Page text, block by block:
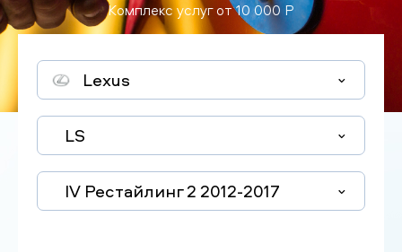
Комплекс услуг от10 000 P
Lexus
LS
IV Рестайлинг 2 2012-2017